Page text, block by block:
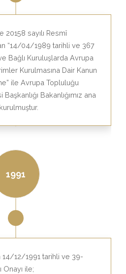
sayılı Resmî
“14/04/1989 tarihli ve 367
Bağlı Kuruluşlarda Avrupa
Kurulmasına Dair Kanun
ile Avrupa Topluluğu
Bakanlığımız ana
1991
14/12/1991 tarihli ve 39-
Onayı ile;